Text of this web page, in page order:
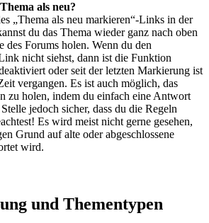
als neu?
„Thema als neu markieren“-Links in der
du das Thema wieder ganz nach oben
des Forums holen. Wenn du den
nicht siehst, dann ist die Funktion
oder seit der letzten Markierung ist
vergangen. Es ist auch möglich, das
zu holen, indem du einfach eine Antwort
jedoch sicher, dass du die Regeln
Es wird meist nicht gerne gesehen,
Grund auf alte oder abgeschlossene
wird.
und Thementypen